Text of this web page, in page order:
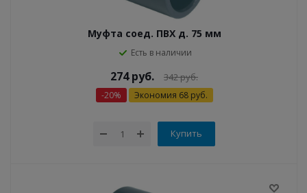
Муфта соед. ПВХ д. 75 мм
Есть в наличии
274руб. 342руб.
-20% Экономия 68руб.
Купить